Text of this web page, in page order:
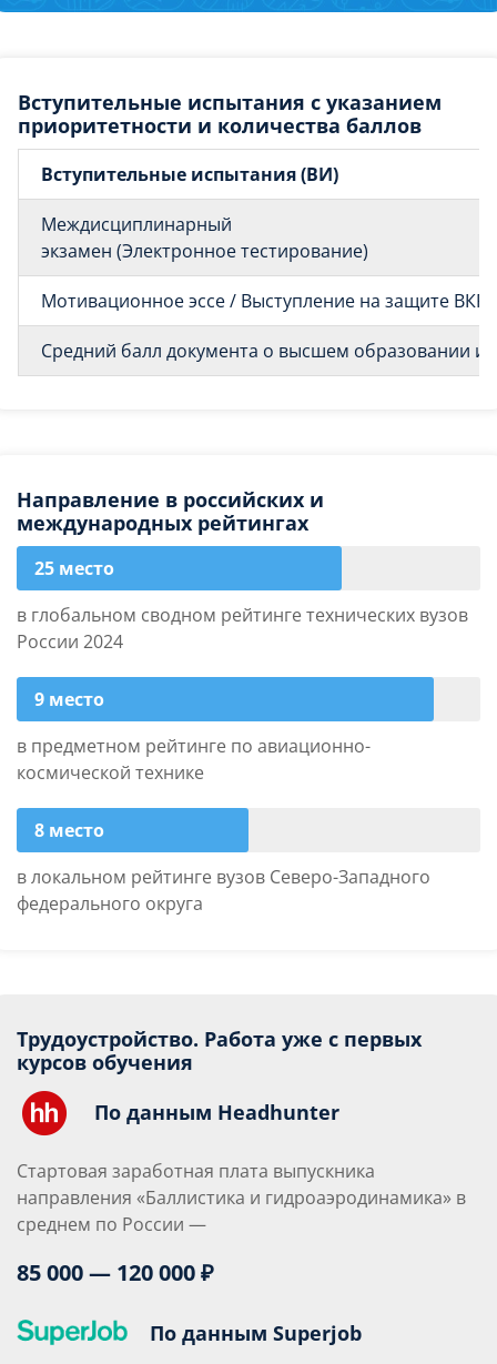
Вступительные испытания с указанием
приоритетности и количества баллов
Вступительные испытания (ВИ)
Междисциплинарный
экзамен (Электронное тестирование)
Мотивационное эссе / Выступление на защите ВКР
Средний балл документа о высшем образовании и
Направление в российских и
международных рейтингах
25 место
в глобальном сводном рейтинге технических вузов
России 2024
9 место
в предметном рейтинге по авиационно-
космической технике
8 место
в локальном рейтинге вузов Северо-Западного
федерального округа
Трудоустройство. Работа уже с первых
курсов обучения
По данным Headhunter
Стартовая заработная плата выпускника
направления «Баллистика и гидроаэродинамика» в
среднем по России —
85 000 — 120 000 ₽
По данным Superjob